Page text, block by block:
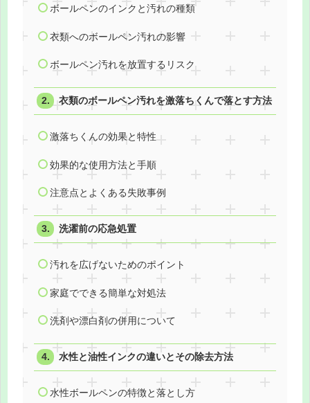
ボールペンのインクと汚れの種類
衣類へのボールペン汚れの影響
ボールペン汚れを放置するリスク
衣類のボールペン汚れを激落ちくんで落とす方法
激落ちくんの効果と特性
効果的な使用方法と手順
注意点とよくある失敗事例
洗濯前の応急処置
汚れを広げないためのポイント
家庭でできる簡単な対処法
洗剤や漂白剤の併用について
水性と油性インクの違いとその除去方法
水性ボールペンの特徴と落とし方